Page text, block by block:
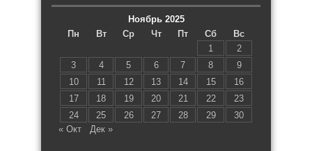
Ноябрь 2025
Пн
Вт Ср Чт Пт Сб
Вс
1
2
3
4 5 6 7 8
9
10
11 12 13 14 15
16
17
18 19 20 21 22
23
24
25 26 27 28 29
30
« Окт
Дек »